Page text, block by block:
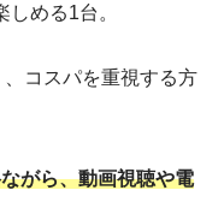
める1台。
コスパを重視する方
がら、動画視聴や電